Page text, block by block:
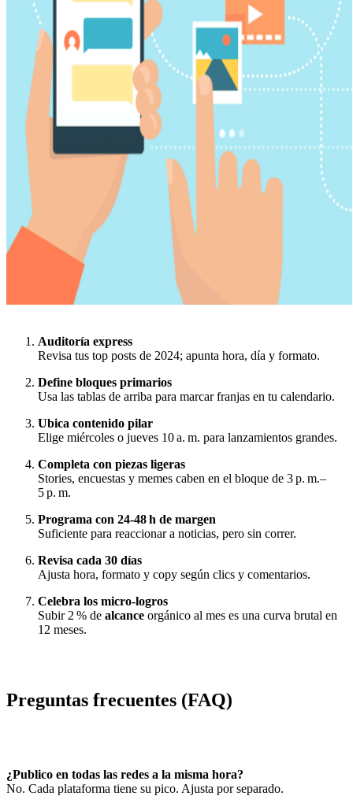
Auditoría express
Revisa tus top posts de 2024; apunta hora, día y formato.
Define bloques primarios
Usa las tablas de arriba para marcar franjas en tu calendario.
Ubica contenido pilar
Elige miércoles o jueves 10 a. m. para lanzamientos grandes.
Completa con piezas ligeras
Stories, encuestas y memes caben en el bloque de 3 p. m.–
5 p. m.
Programa con 24‑48 h de margen
Suficiente para reaccionar a noticias, pero sin correr.
Revisa cada 30 días
Ajusta hora, formato y copy según clics y comentarios.
Celebra los micro‑logros
Subir 2 % de alcance orgánico al mes es una curva brutal en
12 meses.
Preguntas frecuentes (FAQ)
¿Publico en todas las redes a la misma hora?
No. Cada plataforma tiene su pico. Ajusta por separado.